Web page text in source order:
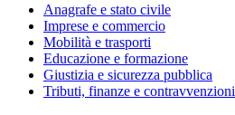
Anagrafe e stato civile
Imprese e commercio
Mobilità e trasporti
Educazione e formazione
Giustizia e sicurezza pubblica
Tributi, finanze e contravvenzioni